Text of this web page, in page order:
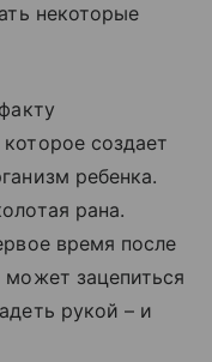
некоторые
создает
ребенка.
рана.
время после
зацепиться
рукой – и